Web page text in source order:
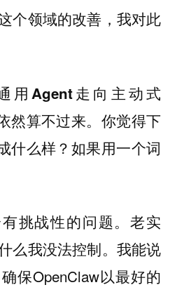
个领域的改善，我对此
用Agent走向主动式
然算不过来。你觉得下
什么样？如果用一个词
挑战性的问题。老实
么我没法控制。我能说
保OpenClaw以最好的